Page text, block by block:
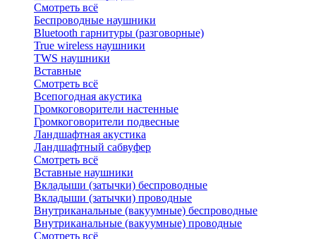
Смотреть всё
Беспроводные наушники
Bluetоoth гарнитуры (разговорные)
True wireless наушники
TWS наушники
Вставные
Смотреть всё
Всепогодная акустика
Громкоговорители настенные
Громкоговорители подвесные
Ландшафтная акустика
Ландшафтный сабвуфер
Смотреть всё
Вставные наушники
Вкладыши (затычки) беспроводные
Вкладыши (затычки) проводные
Внутриканальные (вакуумные) беспроводные
Внутриканальные (вакуумные) проводные
Смотреть всё